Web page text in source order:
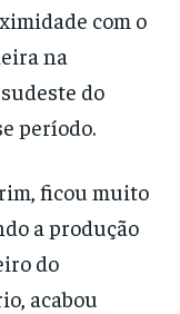
com o
na
do
período.
ficou muito
a produção
do
acabou